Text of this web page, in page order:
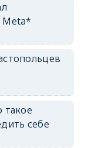
Meta*
такое
себе